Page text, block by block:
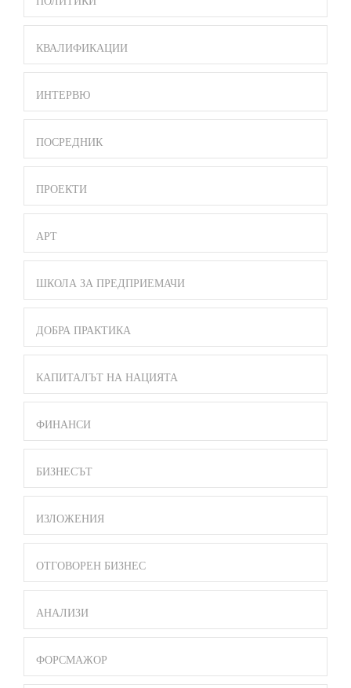
КВАЛИФИКАЦИИ
ИНТЕРВЮ
ПОСРЕДНИК
ПРОЕКТИ
АРТ
ШКОЛА ЗА ПРЕДПРИЕМАЧИ
ДОБРА ПРАКТИКА
КАПИТАЛЪТ НА НАЦИЯТА
ФИНАНСИ
БИЗНЕСЪТ
ИЗЛОЖЕНИЯ
ОТГОВОРЕН БИЗНЕС
АНАЛИЗИ
ФОРСМАЖОР